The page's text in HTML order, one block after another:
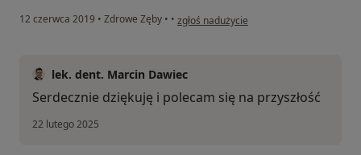
12 czerwca 2019 • Zdrowe Zęby • • w opinii użytkownika Marta
zgłoś nadużycie
lek. dent. Marcin Dawiec
Serdecznie dziękuję i polecam się na przyszłość
22 lutego 2025